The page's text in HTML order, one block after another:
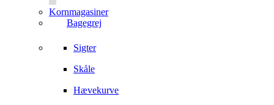
Kornmagasiner
Bagegrej
Sigter
Skåle
Hævekurve